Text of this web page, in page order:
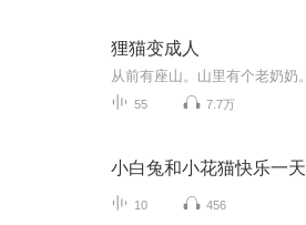
狸猫变成人
55 7.7万
小白兔和小花猫快乐一天
10 456